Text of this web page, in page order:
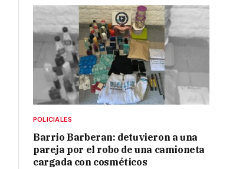
POLICIALES
Barrio Barberan: detuvieron a una
pareja por el robo de una camioneta
cargada con cosméticos